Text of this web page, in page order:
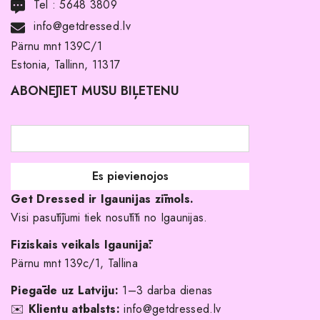
Noma ar pirkuma tiesībām
Par mums
Pirkuma noteikumi un nosacījumi
Atgriešanas politika
Līgavas družiņu kleitas
Veikali
Kāpēc izvēlēties mūs?
Tel :5648 3809
info@getdressed.lv
Pärnu mnt 139C/1
Estonia, Tallinn, 11317
ABONĒJIET MŪSU BIĻETENU
Get Dressed ir Igaunijas zīmols.
Visi pasūtījumi tiek nosūtīti no Igaunijas.
Fiziskais veikals Igaunijā:
Pärnu mnt 139c/1, Tallina
Piegāde uz Latviju: 1–3 darba dienas
✉️ Klientu atbalsts: info@getdressed.lv